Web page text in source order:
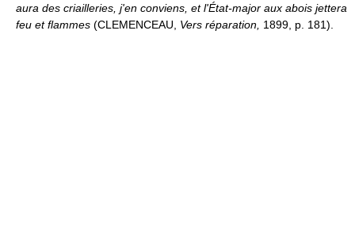
aura des criailleries, j'en conviens, et l'État-major aux abois jettera
feu et flammes (CLEMENCEAU, Vers réparation, 1899, p. 181).